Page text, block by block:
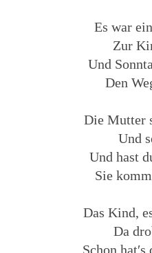
Es war
Zur
Und
Den
Die Mutter
Und
Und hast
Sie
Das Kind,
Da
Schon